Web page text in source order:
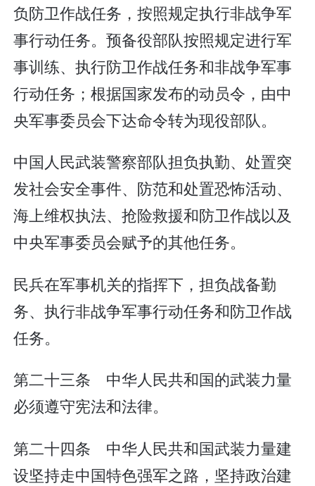
负防卫作战任务，按照规定执行非战争军
事行动任务。预备役部队按照规定进行军
事训练、执行防卫作战任务和非战争军事
行动任务；根据国家发布的动员令，由中
央军事委员会下达命令转为现役部队。
中国人民武装警察部队担负执勤、处置突
发社会安全事件、防范和处置恐怖活动、
海上维权执法、抢险救援和防卫作战以及
中央军事委员会赋予的其他任务。
民兵在军事机关的指挥下，担负战备勤
务、执行非战争军事行动任务和防卫作战
任务。
第二十三条 中华人民共和国的武装力量
必须遵守宪法和法律。
第二十四条 中华人民共和国武装力量建
设坚持走中国特色强军之路，坚持政治建